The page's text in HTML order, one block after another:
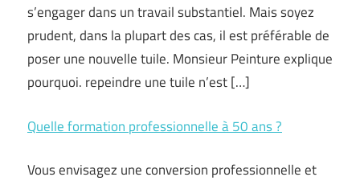
s’engager dans un travail substantiel. Mais soyez
prudent, dans la plupart des cas, il est préférable de
poser une nouvelle tuile. Monsieur Peinture explique
pourquoi. repeindre une tuile n’est […]
Quelle formation professionnelle à 50 ans ?
Vous envisagez une conversion professionnelle et